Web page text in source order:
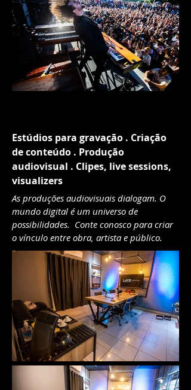
Estúdios para gravação . Criação
de conteúdo . Produção
audiovisual . Clipes, live sessions,
visualizers
As produções audiovisuais dialogam. O
mundo digital é um universo de
possibilidades. Conte conosco para criar
o vínculo entre obra, artista e público.